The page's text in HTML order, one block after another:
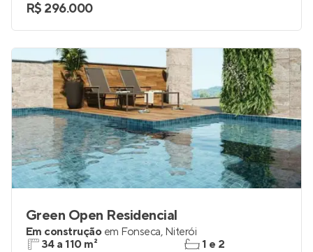
R$ 296.000
Green Open Residencial
Em construção em Fonseca, Niterói
34 a 110 m²
1 e 2